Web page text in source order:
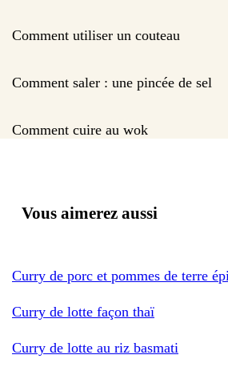
Comment utiliser un couteau
Comment saler : une pincée de sel
Comment cuire au wok
Vous aimerez aussi
Curry de porc et pommes de terre
Curry de lotte façon thaï
Curry de lotte au riz basmati